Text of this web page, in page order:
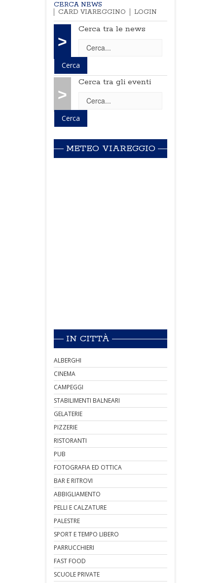
CERCA NEWS
CARD VIAREGGINO
LOGIN
>
Cerca tra le news
>
Cerca tra gli eventi
METEO VIAREGGIO
IN CITTÀ
ALBERGHI
CINEMA
CAMPEGGI
STABILIMENTI BALNEARI
GELATERIE
PIZZERIE
RISTORANTI
PUB
FOTOGRAFIA ED OTTICA
BAR E RITROVI
ABBIGLIAMENTO
PELLI E CALZATURE
PALESTRE
SPORT E TEMPO LIBERO
PARRUCCHIERI
FAST FOOD
SCUOLE PRIVATE